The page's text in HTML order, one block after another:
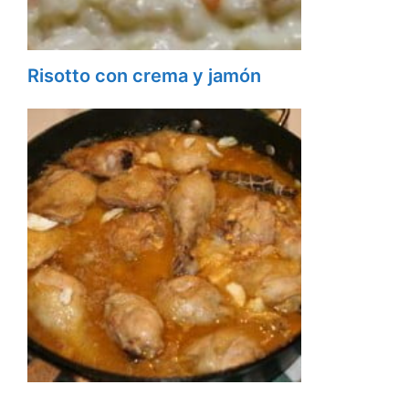
Risotto con crema y jamón